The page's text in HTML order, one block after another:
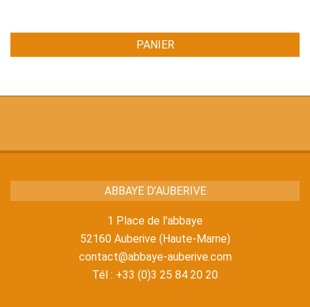
PANIER
ABBAYE D’AUBERIVE
1 Place de l'abbaye
52160 Auberive (Haute-Marne)
contact@abbaye-auberive.com
Tél : +33 (0)3 25 84 20 20